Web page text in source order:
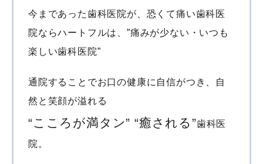
今まであった歯科医院が、恐くて痛い歯科医
院ならハートフルは、”痛みが少ない・いつも
楽しい歯科医院”
通院することでお口の健康に自信がつき、自
然と笑顔が溢れる
“こころが満タン” “癒される”歯科医
院。